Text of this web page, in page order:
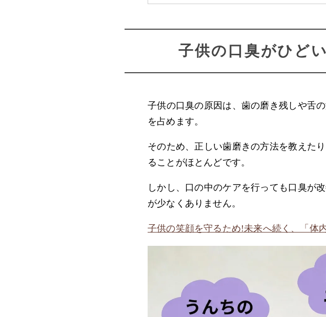
子供の口臭がひど
子供の口臭の原因は、歯の磨き残しや舌
を占めます。
そのため、正しい歯磨きの方法を教えた
ることがほとんどです。
しかし、口の中のケアを行っても口臭が
が少なくありません。
子供の笑顔を守るため!未来へ続く、「体